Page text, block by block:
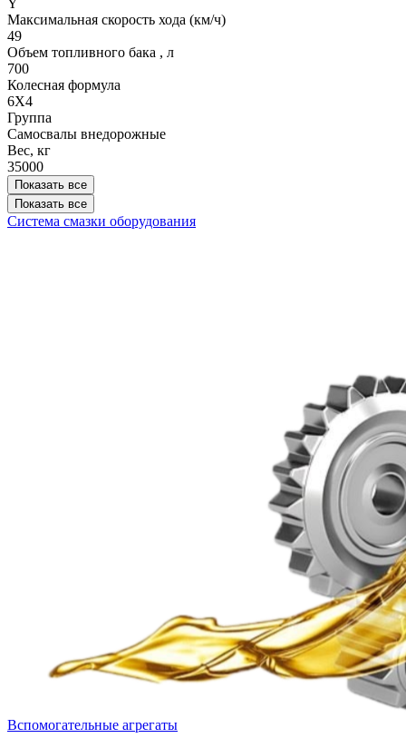
Y
Максимальная скорость хода (км/ч)
49
Объем топливного бака , л
700
Колесная формула
6Х4
Группа
Самосвалы внедорожные
Вес, кг
35000
Показать все
Показать все
Система смазки оборудования
Вспомогательные агрегаты